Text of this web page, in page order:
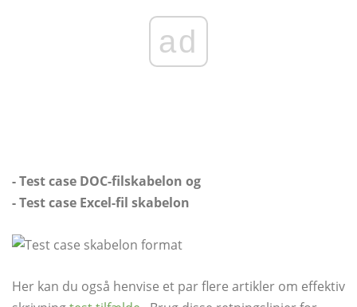
ad
- Test case DOC-filskabelon og
- Test case Excel-fil skabelon
Her kan du også henvise et par flere artikler om effektiv